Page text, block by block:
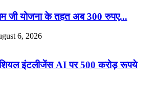
जी योजना के तहत अब 300 रुपए...
6, 2026
इंटलीजेंस AI पर 500 करोड़ रूपये